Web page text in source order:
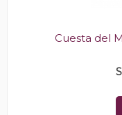
Cuesta del